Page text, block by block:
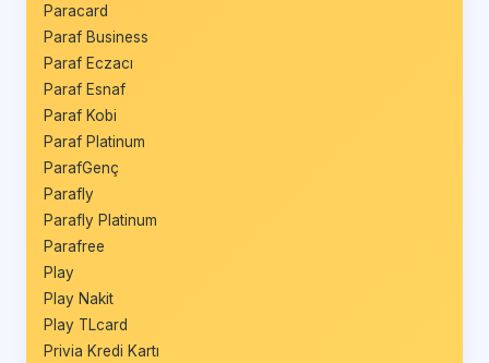
Paracard
Paraf Business
Paraf Eczacı
Paraf Esnaf
Paraf Kobi
Paraf Platinum
ParafGenç
Parafly
Parafly Platinum
Parafree
Play
Play Nakit
Play TLcard
Privia Kredi Kartı